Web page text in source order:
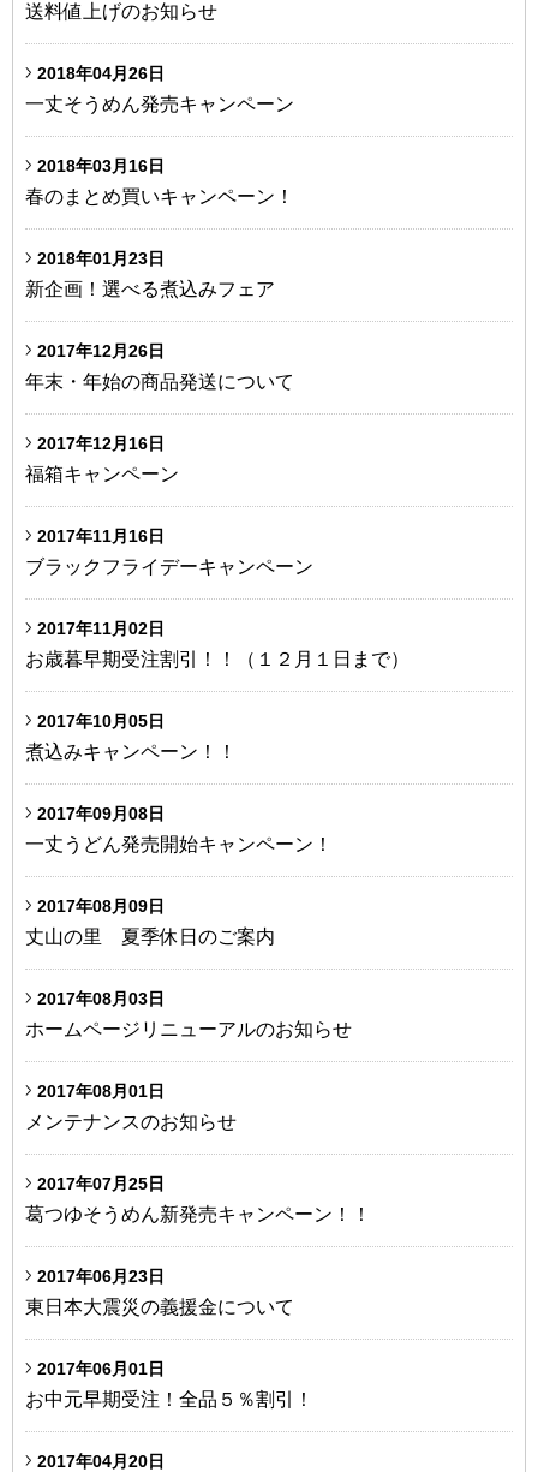
送料値上げのお知らせ
2018年04月26日
一丈そうめん発売キャンペーン
2018年03月16日
春のまとめ買いキャンペーン！
2018年01月23日
新企画！選べる煮込みフェア
2017年12月26日
年末・年始の商品発送について
2017年12月16日
福箱キャンペーン
2017年11月16日
ブラックフライデーキャンペーン
2017年11月02日
お歳暮早期受注割引！！（１２月１日まで）
2017年10月05日
煮込みキャンペーン！！
2017年09月08日
一丈うどん発売開始キャンペーン！
2017年08月09日
丈山の里 夏季休日のご案内
2017年08月03日
ホームページリニューアルのお知らせ
2017年08月01日
メンテナンスのお知らせ
2017年07月25日
葛つゆそうめん新発売キャンペーン！！
2017年06月23日
東日本大震災の義援金について
2017年06月01日
お中元早期受注！全品５％割引！
2017年04月20日